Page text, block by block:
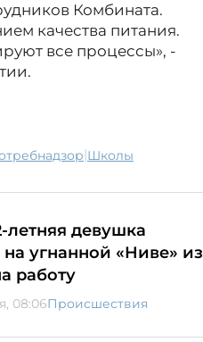
Комбината.
качества питания.
все процессы», -
| школы
летняя девушка
на угнанной «Ниве» из
работу
08:06Происшествия